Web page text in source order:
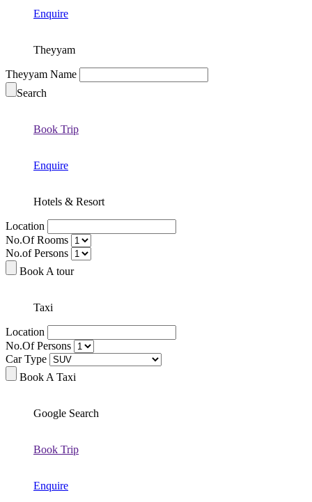
Enquire
Theyyam
Theyyam Name
Search
Book Trip
Enquire
Hotels & Resort
Location
No.Of Rooms
No.of Persons
Book A tour
Taxi
Location
No.Of Persons
Car Type
Book A Taxi
Google Search
Book Trip
Enquire